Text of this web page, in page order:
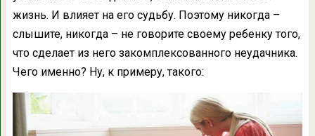
жизнь. И влияет на его судьбу. Поэтому никогда –
слышите, никогда – не говорите своему ребенку того,
что сделает из него закомплексованного неудачника.
Чего именно? Ну, к примеру, такого: